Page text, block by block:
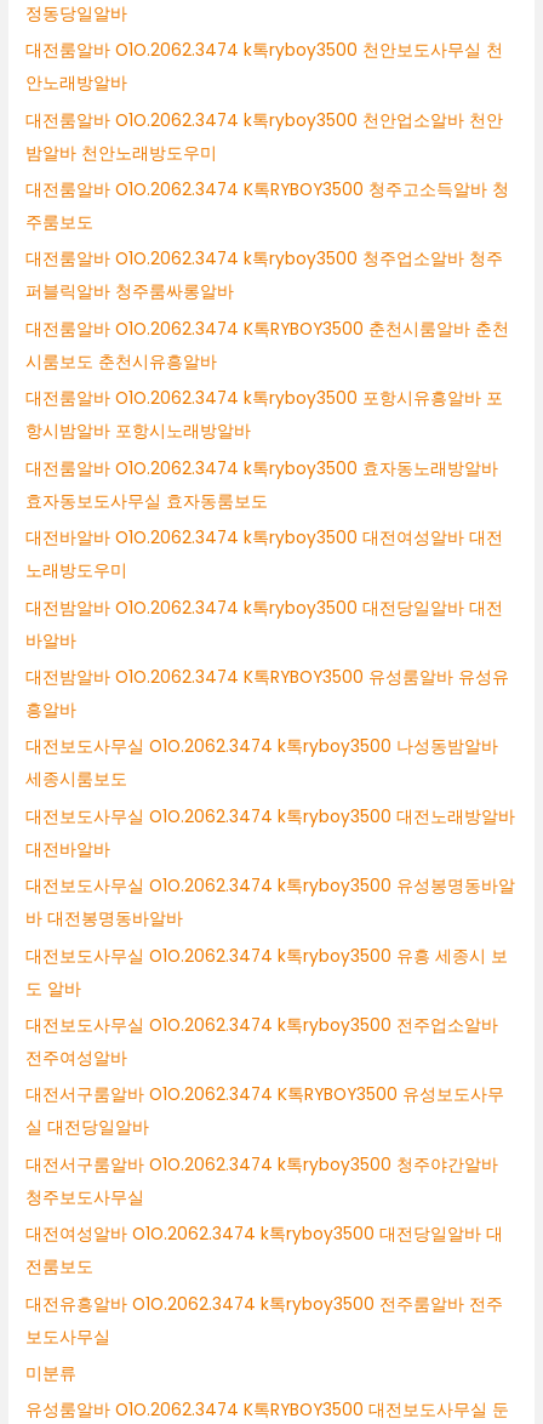
정동당일알바
대전룸알바 O1O.2062.3474 k톡ryboy3500 천안보도사무실 천
안노래방알바
대전룸알바 O1O.2062.3474 k톡ryboy3500 천안업소알바 천안
밤알바 천안노래방도우미
대전룸알바 O1O.2062.3474 K톡RYBOY3500 청주고소득알바 청
주룸보도
대전룸알바 O1O.2062.3474 k톡ryboy3500 청주업소알바 청주
퍼블릭알바 청주룸싸롱알바
대전룸알바 O1O.2062.3474 K톡RYBOY3500 춘천시룸알바 춘천
시룸보도 춘천시유흥알바
대전룸알바 O1O.2062.3474 k톡ryboy3500 포항시유흥알바 포
항시밤알바 포항시노래방알바
대전룸알바 O1O.2062.3474 k톡ryboy3500 효자동노래방알바
효자동보도사무실 효자동룸보도
대전바알바 O1O.2062.3474 k톡ryboy3500 대전여성알바 대전
노래방도우미
대전밤알바 O1O.2062.3474 k톡ryboy3500 대전당일알바 대전
바알바
대전밤알바 O1O.2062.3474 K톡RYBOY3500 유성룸알바 유성유
흥알바
대전보도사무실 O1O.2062.3474 k톡ryboy3500 나성동밤알바
세종시룸보도
대전보도사무실 O1O.2062.3474 k톡ryboy3500 대전노래방알바
대전바알바
대전보도사무실 O1O.2062.3474 k톡ryboy3500 유성봉명동바알
바 대전봉명동바알바
대전보도사무실 O1O.2062.3474 k톡ryboy3500 유흥 세종시 보
도 알바
대전보도사무실 O1O.2062.3474 k톡ryboy3500 전주업소알바
전주여성알바
대전서구룸알바 O1O.2062.3474 K톡RYBOY3500 유성보도사무
실 대전당일알바
대전서구룸알바 O1O.2062.3474 k톡ryboy3500 청주야간알바
청주보도사무실
대전여성알바 O1O.2062.3474 k톡ryboy3500 대전당일알바 대
전룸보도
대전유흥알바 O1O.2062.3474 k톡ryboy3500 전주룸알바 전주
보도사무실
미분류
유성룸알바 O1O.2062.3474 K톡RYBOY3500 대전보도사무실 둔